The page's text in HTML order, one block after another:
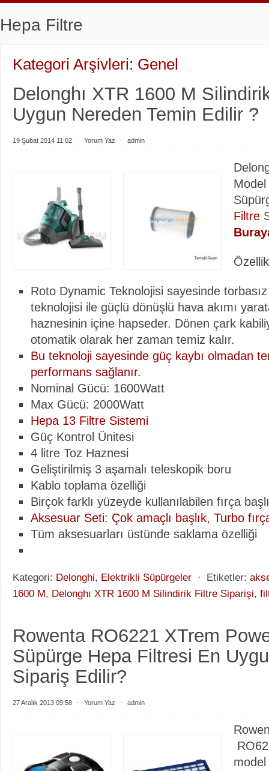
Hepa Filtre
Kategori Arşivleri: Genel
Delonghı XTR 1600 M
Uygun Nereden Temin Edilir ?
19 Şubat 2014 11:02 ⋅ Yorum Yaz ⋅ admin
Filtre
Roto Dynamic Teknolojisi sayesinde
teknolojisi ile güçlü dönüşlü hava akımı
haznesinin içine hapseder. Dönen çark
otomatik olarak her zaman temiz kalır.
Bu teknoloji sayesinde güç kaybı olmadan
performans sağlanır.
Nominal Gücü: 1600Watt
Max Gücü: 2000Watt
Hepa 13 Filtre Sistemi
Güç Kontrol Ünitesi
4 litre Toz Haznesi
Geliştirilmiş 3 aşamalı teleskopik boru
Kablo toplama özelliği
Birçok farklı yüzeyde kullanılabilen fırça
Aksesuar Seti: Çok amaçlı başlık, Turbo
Tüm aksesuarları üstünde saklama özelliği
Kategori: Delonghi, Elektrikli Süpürgeler ⋅ Etiketler:
1600 M, Delonghı XTR 1600 M Silindirik Filtre Siparişi,
Rowenta RO6221 XTrem
Süpürge Hepa Filtresi En
Sipariş Edilir?
27 Aralık 2013 09:58 ⋅ Yorum Yaz ⋅ admin